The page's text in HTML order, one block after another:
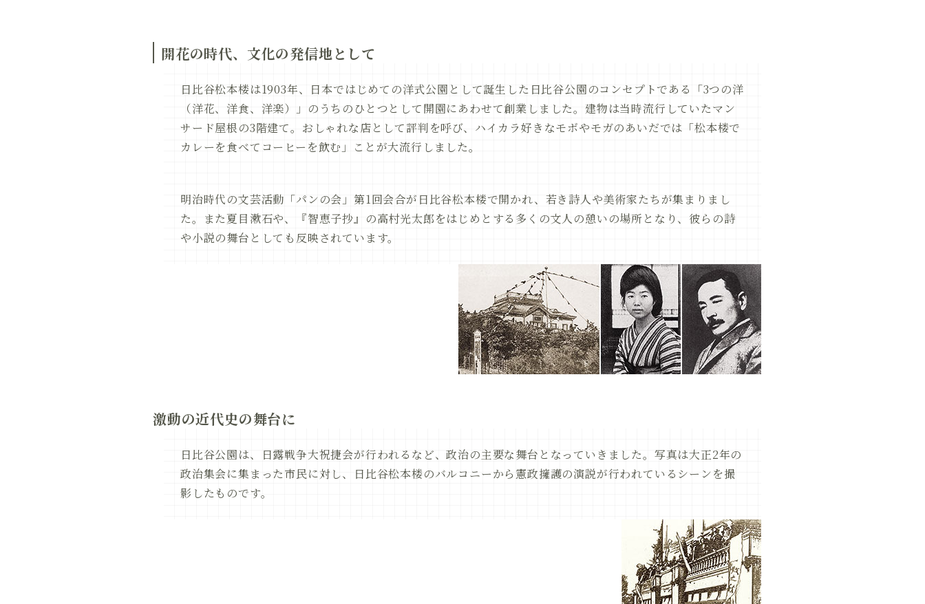
開花の時代、文化の発信地として
日比谷松本楼は1903年、日本ではじめての洋式公園として誕生した日比谷公園のコンセプトである「3つの洋
（洋花、洋食、洋楽）」のうちのひとつとして開園にあわせて創業しました。建物は当時流行していたマン
サード屋根の3階建て。おしゃれな店として評判を呼び、ハイカラ好きなモボやモガのあいだでは「松本楼で
カレーを食べてコーヒーを飲む」ことが大流行しました。
明治時代の文芸活動「パンの会」第1回会合が日比谷松本楼で開かれ、若き詩人や美術家たちが集まりまし
た。また夏目漱石や、『智恵子抄』の高村光太郎をはじめとする多くの文人の憩いの場所となり、彼らの詩
や小説の舞台としても反映されています。
激動の近代史の舞台に
日比谷公園は、日露戦争大祝捷会が行われるなど、政治の主要な舞台となっていきました。写真は大正2年の
政治集会に集まった市民に対し、日比谷松本楼のバルコニーから憲政擁護の演説が行われているシーンを撮
影したものです。